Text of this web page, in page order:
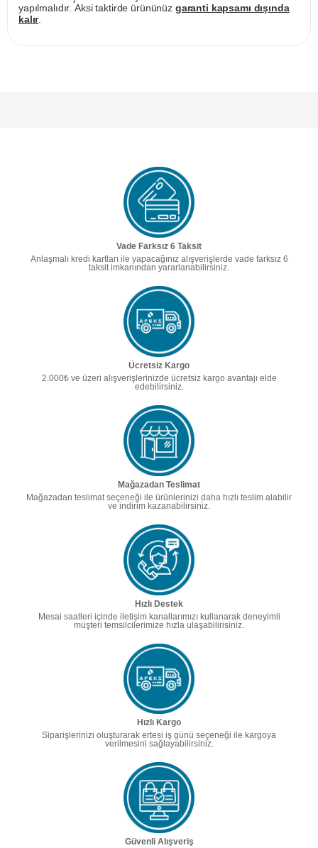
yapılmalıdır. Aksi taktirde ürününüz garanti kapsamı dışında
kalır.
Vade Farksız 6 Taksit
Anlaşmalı kredi kartları ile yapacağınız alışverişlerde vade farksız 6
taksit imkanından yararlanabilirsiniz.
Ücretsiz Kargo
2.000₺ ve üzeri alışverişlerinizde ücretsiz kargo avantajı elde
edebilirsiniz.
Mağazadan Teslimat
Mağazadan teslimat seçeneği ile ürünlerinizi daha hızlı teslim alabilir
ve indirim kazanabilirsiniz.
Hızlı Destek
Mesai saatleri içinde iletişim kanallarımızı kullanarak deneyimli
müşteri temsilcilerimize hızla ulaşabilirisiniz.
Hızlı Kargo
Siparişlerinizi oluşturarak ertesi iş günü seçeneği ile kargoya
verilmesini sağlayabilirsiniz.
Güvenli Alışveriş